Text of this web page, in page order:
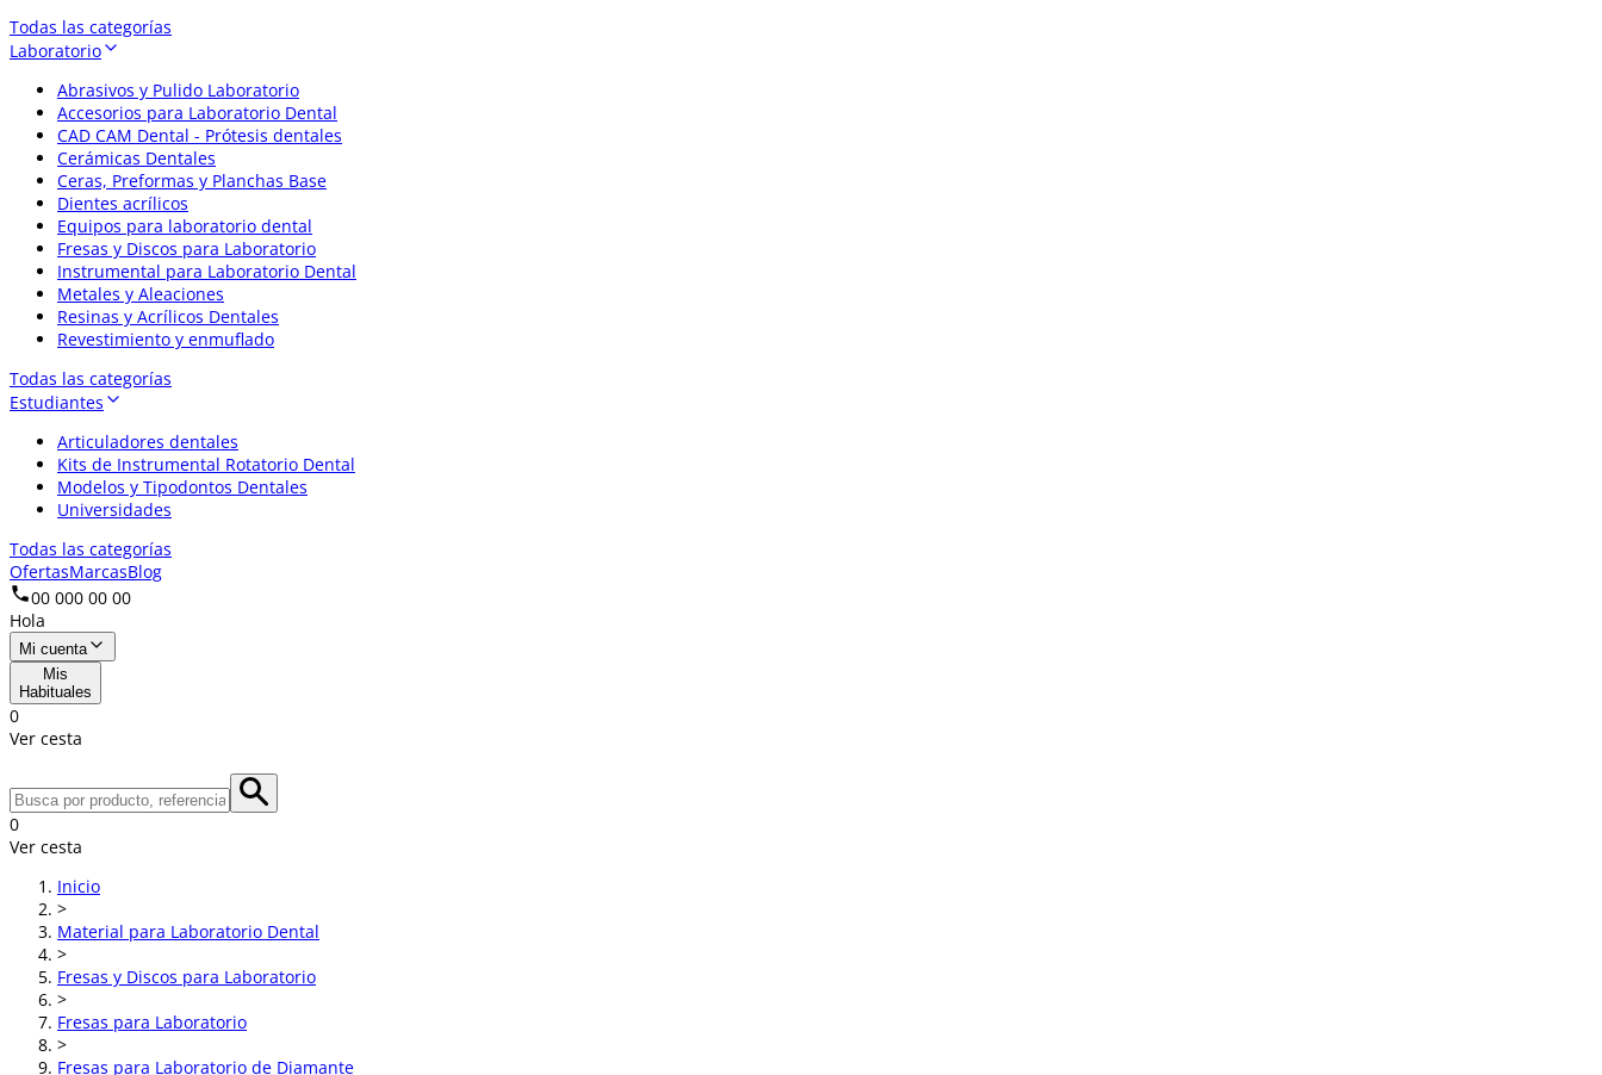
Todas las categorías
Laboratorio
Abrasivos y Pulido Laboratorio
Accesorios para Laboratorio Dental
CAD CAM Dental - Prótesis dentales
Cerámicas Dentales
Ceras, Preformas y Planchas Base
Dientes acrílicos
Equipos para laboratorio dental
Fresas y Discos para Laboratorio
Instrumental para Laboratorio Dental
Metales y Aleaciones
Resinas y Acrílicos Dentales
Revestimiento y enmuflado
Todas las categorías
Estudiantes
Articuladores dentales
Kits de Instrumental Rotatorio Dental
Modelos y Tipodontos Dentales
Universidades
Todas las categorías
OfertasMarcasBlog
00 000 00 00
Hola
Mi cuenta
Mis
Habituales
0
Ver cesta
0
Ver cesta
Inicio
>
Material para Laboratorio Dental
>
Fresas y Discos para Laboratorio
>
Fresas para Laboratorio
>
Fresas para Laboratorio de Diamante